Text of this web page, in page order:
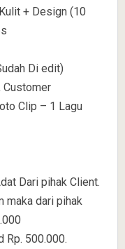
+ Design (10
Di edit)
Customer
Clip – 1 Lagu
Dari pihak Client.
maka dari pihak
Rp. 500.000.